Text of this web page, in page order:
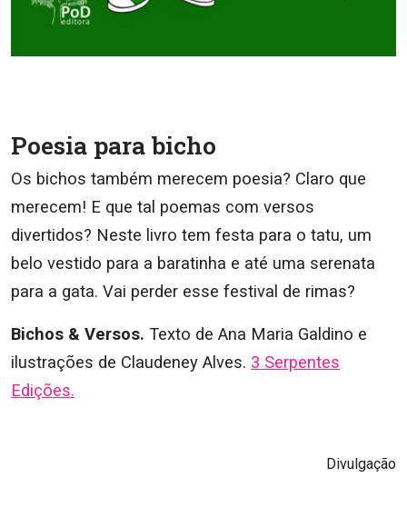
Poesia para bicho
Os bichos também merecem poesia? Claro que
merecem! E que tal poemas com versos
divertidos? Neste livro tem festa para o tatu, um
belo vestido para a baratinha e até uma serenata
para a gata. Vai perder esse festival de rimas?
Bichos & Versos. Texto de Ana Maria Galdino e
ilustrações de Claudeney Alves. 3 Serpentes
Edições.
Divulgação